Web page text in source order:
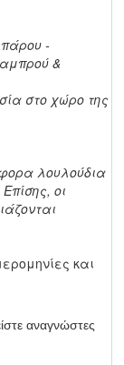
-
&
στο χώρο της
λουλούδια
οι
και
αναγνώστες